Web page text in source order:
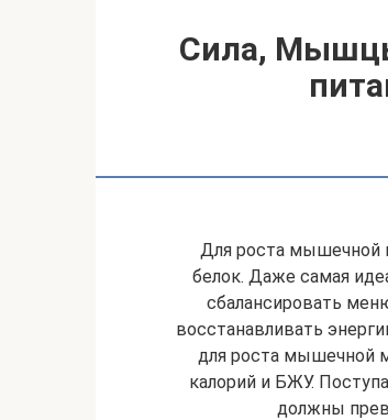
Сила,
Для роста мышечной
белок. Даже самая
сбалансировать
восстанавливать
для роста мышечной
калорий и БЖУ.
должны